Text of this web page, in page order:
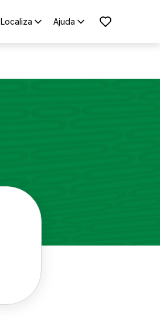
Localiza Ajuda